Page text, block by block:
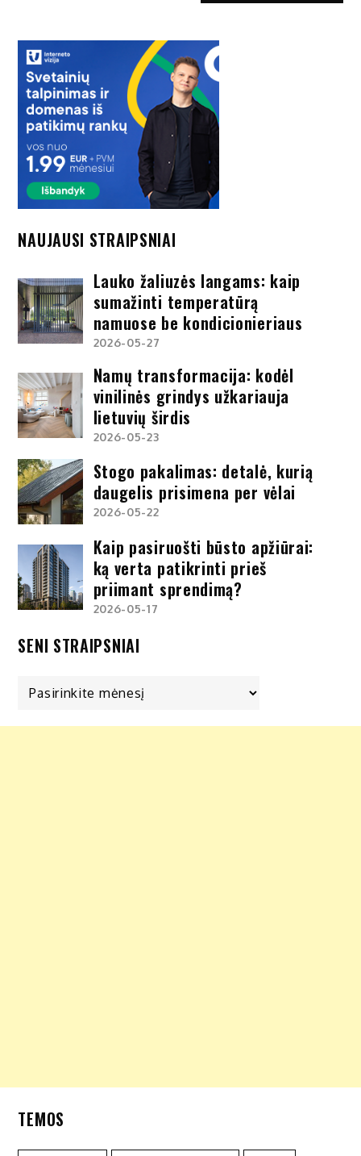
NAUJAUSI STRAIPSNIAI
Lauko žaliuzės langams: kaip
sumažinti temperatūrą
namuose be kondicionieriaus
2026-05-27
Namų transformacija: kodėl
vinilinės grindys užkariauja
lietuvių širdis
2026-05-23
Stogo pakalimas: detalė, kurią
daugelis prisimena per vėlai
2026-05-22
Kaip pasiruošti būsto apžiūrai:
ką verta patikrinti prieš
priimant sprendimą?
2026-05-17
SENI STRAIPSNIAI
TEMOS